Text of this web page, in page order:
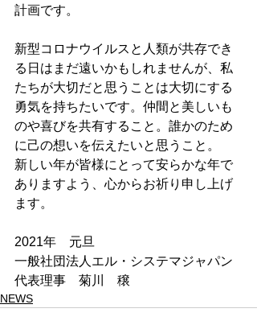
計画です。
新型コロナウイルスと人類が共存でき
る日はまだ遠いかもしれませんが、私
たちが大切だと思うことは大切にする
勇気を持ちたいです。仲間と美しいも
のや喜びを共有すること。誰かのため
に己の想いを伝えたいと思うこと。
新しい年が皆様にとって安らかな年で
ありますよう、心からお祈り申し上げ
ます。
2021年　元旦
一般社団法人エル・システマジャパン
代表理事　菊川　穣
NEWS